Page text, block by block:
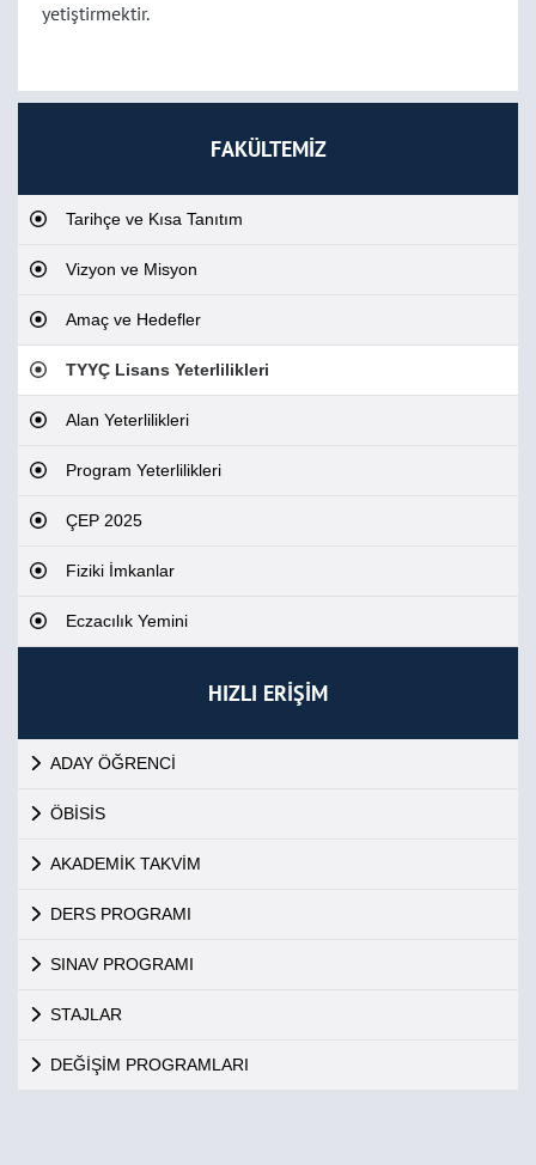
FAKÜLTEMİZ
Tarihçe ve Kısa Tanıtım
Vizyon ve Misyon
Amaç ve Hedefler
TYYÇ Lisans Yeterlilikleri
Alan Yeterlilikleri
Program Yeterlilikleri
ÇEP 2025
Fiziki İmkanlar
Eczacılık Yemini
HIZLI ERİŞİM
ADAY ÖĞRENCİ
ÖBİSİS
AKADEMİK TAKVİM
DERS PROGRAMI
SINAV PROGRAMI
STAJLAR
DEĞİŞİM PROGRAMLARI
yetiştirmektir.